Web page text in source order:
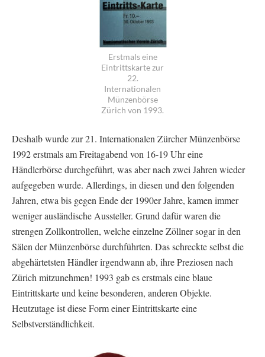
Erstmals eine
Eintrittskarte zur
22.
Internationalen
Münzenbörse
Zürich von 1993.
Deshalb wurde zur 21. Internationalen Zürcher Münzenbörse
1992 erstmals am Freitagabend von 16-19 Uhr eine
Händlerbörse durchgeführt, was aber nach zwei Jahren wieder
aufgegeben wurde. Allerdings, in diesen und den folgenden
Jahren, etwa bis gegen Ende der 1990er Jahre, kamen immer
weniger ausländische Aussteller. Grund dafür waren die
strengen Zollkontrollen, welche einzelne Zöllner sogar in den
Sälen der Münzenbörse durchführten. Das schreckte selbst die
abgehärtetsten Händler irgendwann ab, ihre Preziosen nach
Zürich mitzunehmen! 1993 gab es erstmals eine blaue
Eintrittskarte und keine besonderen, anderen Objekte.
Heutzutage ist diese Form einer Eintrittskarte eine
Selbstverständlichkeit.